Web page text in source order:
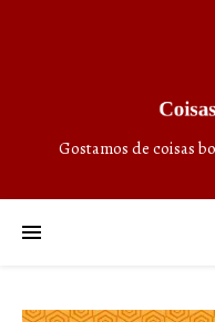
Gostamos de coisas